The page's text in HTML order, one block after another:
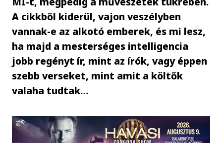
A cikkből kiderül, vajon veszélyben
vannak-e az alkotó emberek, és mi lesz,
ha majd a mesterséges intelligencia
jobb regényt ír, mint az írók, vagy éppen
szebb verseket, mint amit a költők
valaha tudtak…